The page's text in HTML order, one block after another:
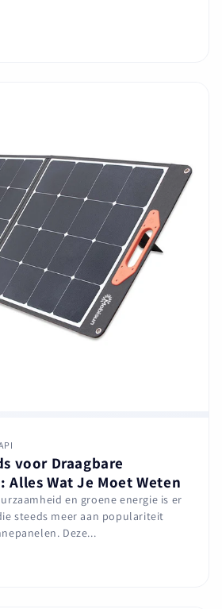
voor Draagbare
Alles Wat Je Moet Weten
en groene energie is er
steeds meer aan populariteit
Deze...